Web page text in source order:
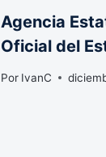
Agencia
Oficial del
Por IvanC